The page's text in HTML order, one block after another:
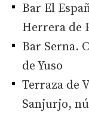
Bar El
Herrera de
Bar Serna.
de Yuso
Terraza de
Sanjurjo,